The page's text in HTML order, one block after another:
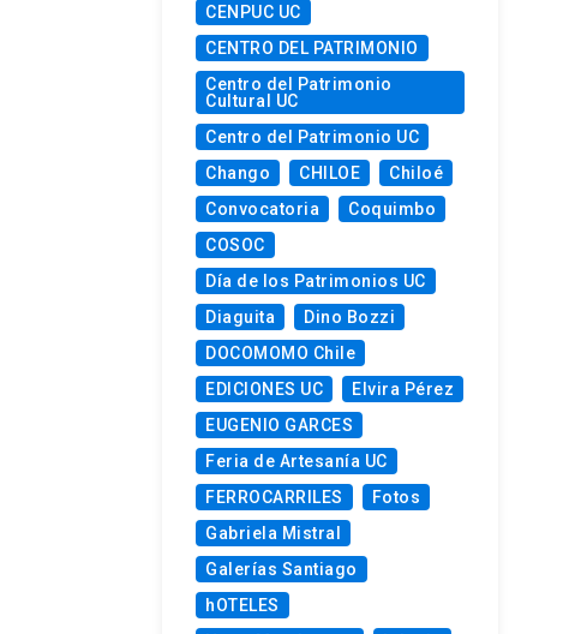
CENPUC UC
CENTRO DEL PATRIMONIO
Centro del Patrimonio
Cultural UC
Centro del Patrimonio UC
Chango
CHILOE
Chiloé
Convocatoria
Coquimbo
COSOC
Día de los Patrimonios UC
Diaguita
Dino Bozzi
DOCOMOMO Chile
EDICIONES UC
Elvira Pérez
EUGENIO GARCES
Feria de Artesanía UC
FERROCARRILES
Fotos
Gabriela Mistral
Galerías Santiago
hOTELES